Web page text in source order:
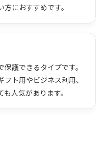
におすすめです。
護できるタイプです。
ト用やビジネス利用、
人気があります。